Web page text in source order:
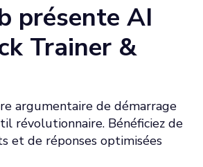
présente AI
Trainer &
argumentaire de démarrage
révolutionnaire. Bénéficiez de
et de réponses optimisées